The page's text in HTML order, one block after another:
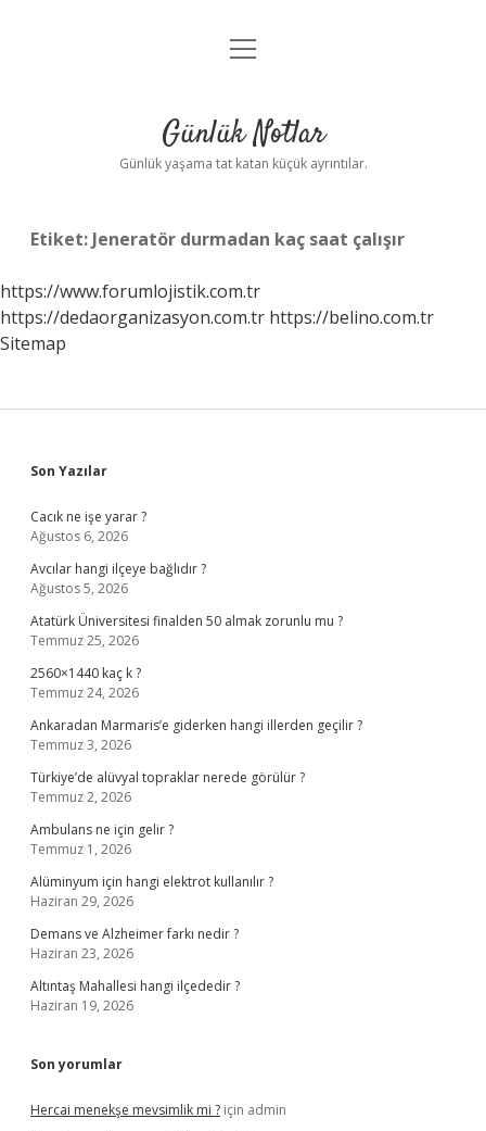
Anasayfa
Yasal Uyarı
menüyü
Günlük Notlar
Günlük yaşama tat katan küçük ayrıntılar.
Etiket: Jeneratör durmadan kaç saat çalışır
https://www.forumlojistik.com.tr
https://dedaorganizasyon.com.tr https://belino.com.tr
Sitemap
Sidebar
Son Yazılar
Cacık ne işe yarar ?
Ağustos 6, 2026
Avcılar hangi ilçeye bağlıdır ?
Ağustos 5, 2026
Atatürk Üniversitesi finalden 50 almak zorunlu mu ?
Temmuz 25, 2026
2560×1440 kaç k ?
Temmuz 24, 2026
Ankaradan Marmaris’e giderken hangi illerden geçilir ?
Temmuz 3, 2026
Türkiye’de alüvyal topraklar nerede görülür ?
Temmuz 2, 2026
Ambulans ne için gelir ?
Temmuz 1, 2026
Alüminyum için hangi elektrot kullanılır ?
Haziran 29, 2026
Demans ve Alzheimer farkı nedir ?
Haziran 23, 2026
Altıntaş Mahallesi hangi ilçededir ?
Haziran 19, 2026
Son yorumlar
Hercai menekşe mevsimlik mi ? için admin